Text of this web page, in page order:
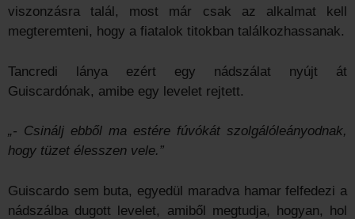
viszonzásra talál, most már csak az alkalmat kell
megteremteni, hogy a fiatalok titokban találkozhassanak.
Tancredi lánya ezért egy nádszálat nyújt át
Guiscardónak, amibe egy levelet rejtett.
„- Csinálj ebből ma estére fúvókát szolgálóleányodnak,
hogy tüzet élesszen vele.”
Guiscardo sem buta, egyedül maradva hamar felfedezi a
nádszálba dugott levelet, amiből megtudja, hogyan, hol